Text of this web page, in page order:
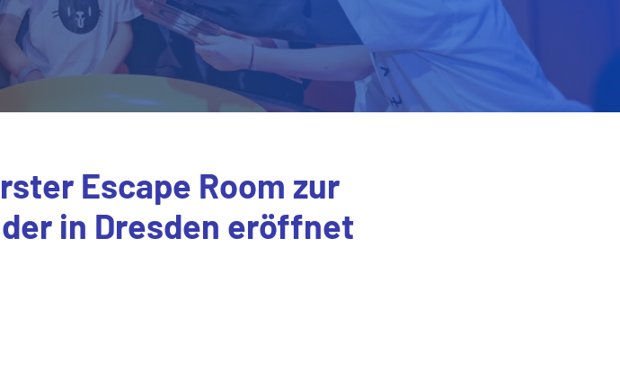
Escape Room zur
in Dresden eröffnet